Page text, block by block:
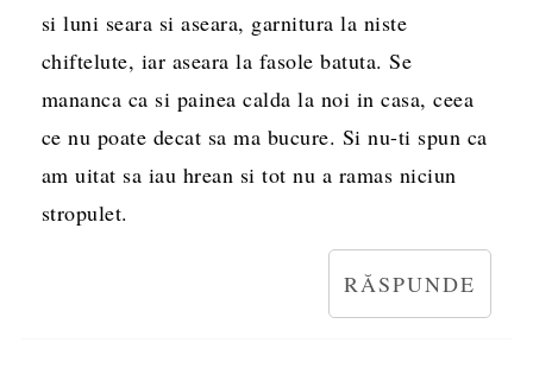
si luni seara si aseara, garnitura la niste
chiftelute, iar aseara la fasole batuta. Se
mananca ca si painea calda la noi in casa, ceea
ce nu poate decat sa ma bucure. Si nu-ti spun ca
am uitat sa iau hrean si tot nu a ramas niciun
stropulet.
RĂSPUNDE